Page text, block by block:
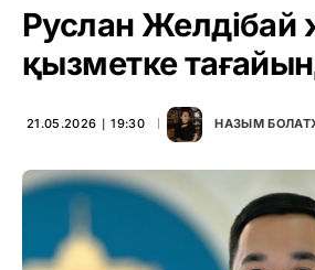
Руслан Желдібай
қызметке
21.05.2026 ∣ 19:30 НАЗЫМ